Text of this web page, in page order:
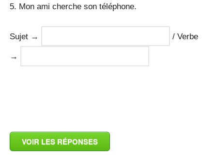
5. Mon ami cherche son téléphone.
Sujet → / Verbe
→
VOIR LES RÉPONSES